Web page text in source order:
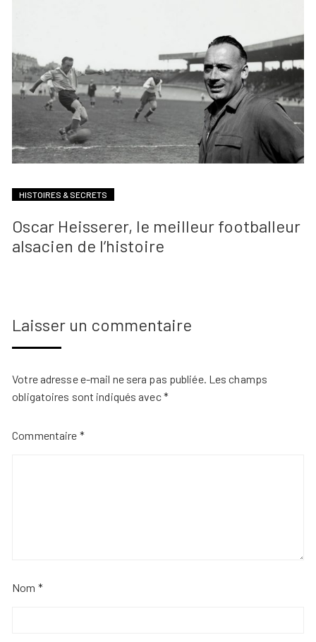
HISTOIRES & SECRETS
Oscar Heisserer, le meilleur footballeur
alsacien de l’histoire
Laisser un commentaire
Votre adresse e-mail ne sera pas publiée. Les champs
obligatoires sont indiqués avec*
Commentaire *
Nom *